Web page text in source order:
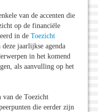
van de accenten die
op de financiële
in de Toezicht
jaarlijkse agenda
in het komend
als aanvulling op het
van de Toezicht
die eerder zijn